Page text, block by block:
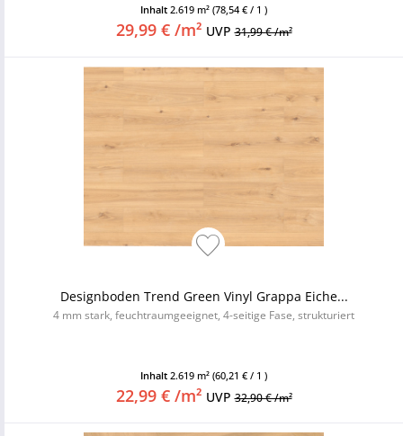
Inhalt 2.619 m² (78,54 € / 1 )
29,99 € /m² UVP31,99 € /m²
Designboden Trend Green Vinyl Grappa Eiche...
4 mm stark, feuchtraumgeeignet, 4-seitige Fase, strukturiert
Inhalt 2.619 m² (60,21 € / 1 )
22,99 € /m² UVP32,90 € /m²